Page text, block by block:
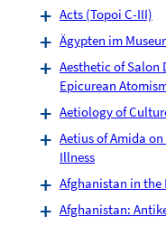
Acts (Topoi C-III)
Ägypten im
Aesthetic of Salon
Epicurean
Aetiology of
Aetius of Amida
Illness
Afghanistan in the
Afghanistan: